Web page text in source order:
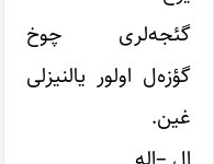
گئجه‌لری چوخ
گؤزه‌ل اولور یالنیزلی
غین.